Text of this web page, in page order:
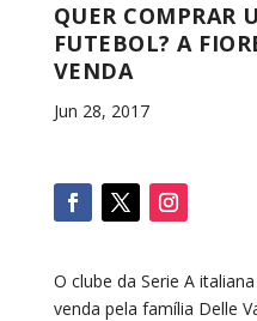
QUER COMPRAR
FUTEBOL? A
VENDA
Jun 28, 2017
O clube da Serie A italiana
venda pela família Delle